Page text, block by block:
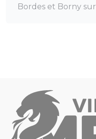
Bordes et Borny sur